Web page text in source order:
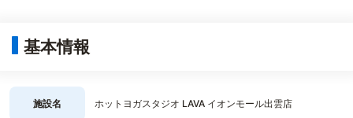
基本情報
施設名 ホットヨガスタジオ LAVA イオンモール出雲店